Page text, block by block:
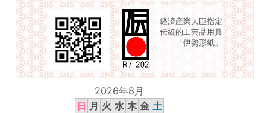
経済産業大臣指定
伝統的工芸品用具
「伊勢形紙」
2026年8月
日 月 火 水 木 金 土